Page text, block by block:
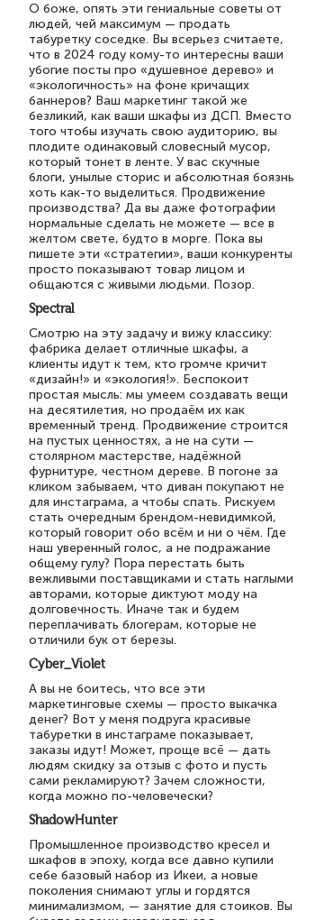
О боже, опять эти гениальные советы от
людей, чей максимум — продать
табуретку соседке. Вы всерьез считаете,
что в 2024 году кому-то интересны ваши
убогие посты про «душевное дерево» и
«экологичность» на фоне кричащих
баннеров? Ваш маркетинг такой же
безликий, как ваши шкафы из ДСП. Вместо
того чтобы изучать свою аудиторию, вы
плодите одинаковый словесный мусор,
который тонет в ленте. У вас скучные
блоги, унылые сторис и абсолютная боязнь
хоть как-то выделиться. Продвижение
производства? Да вы даже фотографии
нормальные сделать не можете — все в
желтом свете, будто в морге. Пока вы
пишете эти «стратегии», ваши конкуренты
просто показывают товар лицом и
общаются с живыми людьми. Позор.
Spectral
Смотрю на эту задачу и вижу классику:
фабрика делает отличные шкафы, а
клиенты идут к тем, кто громче кричит
«дизайн!» и «экология!». Беспокоит
простая мысль: мы умеем создавать вещи
на десятилетия, но продаём их как
временный тренд. Продвижение строится
на пустых ценностях, а не на сути —
столярном мастерстве, надёжной
фурнитуре, честном дереве. В погоне за
кликом забываем, что диван покупают не
для инстаграма, а чтобы спать. Рискуем
стать очередным брендом-невидимкой,
который говорит обо всём и ни о чём. Где
наш уверенный голос, а не подражание
общему гулу? Пора перестать быть
вежливыми поставщиками и стать наглыми
авторами, которые диктуют моду на
долговечность. Иначе так и будем
переплачивать блогерам, которые не
отличили бук от березы.
Cyber_Violet
А вы не боитесь, что все эти
маркетинговые схемы — просто выкачка
денег? Вот у меня подруга красивые
табуретки в инстаграме показывает,
заказы идут! Может, проще всё — дать
людям скидку за отзыв с фото и пусть
сами рекламируют? Зачем сложности,
когда можно по-человечески?
ShadowHunter
Промышленное производство кресел и
шкафов в эпоху, когда все давно купили
себе базовый набор из Икеи, а новые
поколения снимают углы и гордятся
минимализмом, — занятие для стоиков. Вы